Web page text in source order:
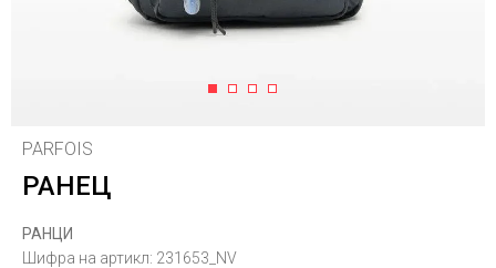
1 2 3 4
PARFOIS
РАНЕЦ
РАНЦИ
Шифра на артикл: 231653_NV